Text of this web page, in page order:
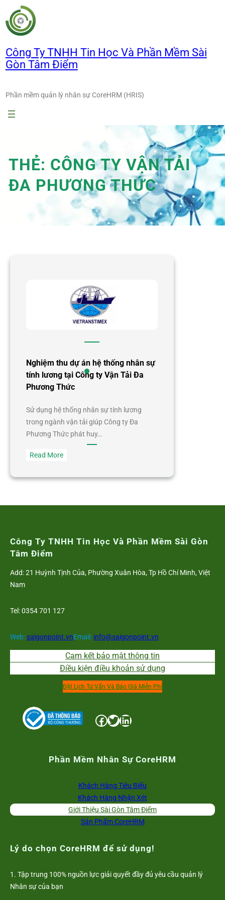
Chuyển
đến
phần
dung
Công Ty TNHH Tin Học Và Phần Mềm Sài
Gòn Tâm Điểm
Phần mềm quản lý nhân sự CoreHRM (HRIS)
THẺ: CÔNG TY VẬN TẢI
ĐA PHƯƠNG THỨC
Nghiệm thu dự án hệ thống nhân sự
tính lương tại Công ty Vận Tải Đa
Phương Thức
Sử dụng hệ thống nhân sự tính lương
trong ngành vận tải giúp Công ty Đa
Phương Thức phát huy…
Read More:
thu
nhân
lương
ty
Tải
Phương
Thức
Công Ty TNHH Tin Học Và Phần Mềm Sài Gòn
Tâm Điểm
Add: 21 Huỳnh Tịnh Của, Phường Xuân Hòa, Tp Hồ Chí Minh, Việt
Nam
Tel: 0354 701 127
Web:saigonpoint.vnEmail: info@saigonpoint.vn
Cam kết bảo mật thông tin
Điều kiện điều khoản sử dụng
Đặt Lịch Tư Vấn Và Báo Giá Miễn Phí
Facebook Twitter LinkedIn
Phần Mềm Nhân Sự CoreHRM
Khách Hàng Tiêu Biểu
Khách Hàng Nhận Xét
Giới Thiệu Sài Gòn Tâm Điểm
Sản Phẩm CoreHRM
Lý do chọn CoreHRM để sử dụng!
1. Tập trung 100% nguồn lực giải quyết đầy đủ yêu cầu quản lý
Nhân sự của bạn